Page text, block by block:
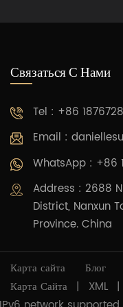
Связаться С Нами
Tel : +86
Email :
WhatsApp : +86
Address : 2688
District, Nanxun
Province. China
Карта сайта Блог
Карта Сайта | XML |